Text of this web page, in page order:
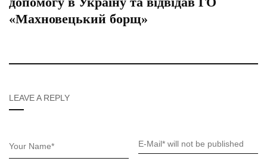
«Махновецький борщ»
LEAVE A REPLY